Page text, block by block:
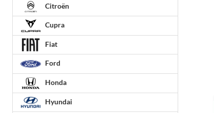
Citroën
Cupra
Fiat
Ford
Honda
Hyundai